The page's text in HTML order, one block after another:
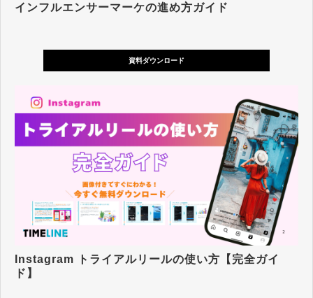
インフルエンサーマーケの進め方ガイド
資料ダウンロード
Instagram トライアルリールの使い方【完全ガイ
ド】